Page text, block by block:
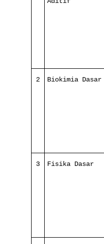
2 Biokimia Dasar
3 Fisika Dasar